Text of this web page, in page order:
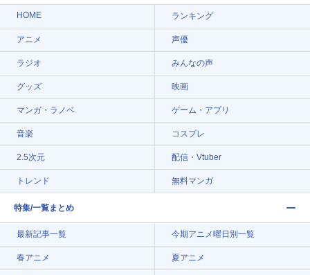
HOME ランキング
アニメ 声優
ラジオ みんなの声
グッズ 映画
マンガ・ラノベ ゲーム・アプリ
音楽 コスプレ
2.5次元 配信・Vtuber
トレンド 無料マンガ
特集/一覧まとめ
最新記事一覧 今期アニメ曜日別一覧
春アニメ 夏アニメ